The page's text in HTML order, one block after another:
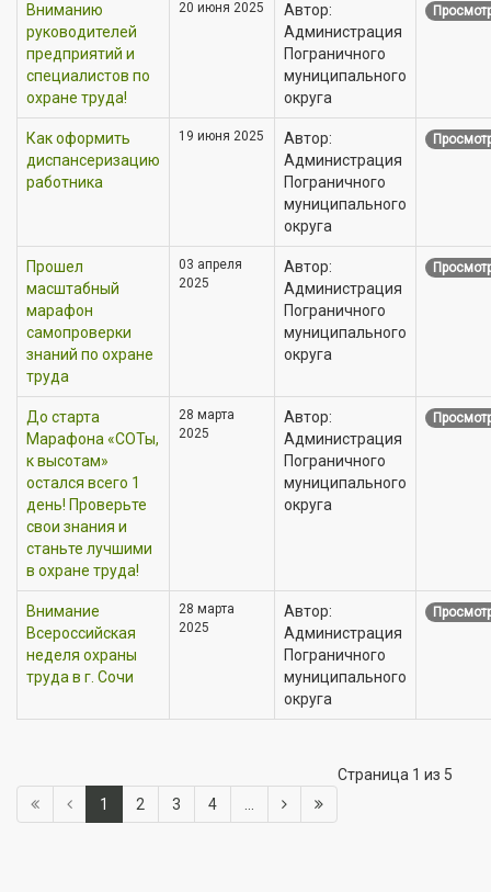
Вниманию
руководителей
предприятий и
специалистов по
охране труда!
20 июня 2025
Автор:
Администрация
Пограничного
муниципального
округа
Как оформить
диспансеризацию
работника
19 июня 2025
Автор:
Администрация
Пограничного
муниципального
округа
Прошел
масштабный
марафон
самопроверки
знаний по охране
труда
03 апреля
2025
Автор:
Администрация
Пограничного
муниципального
округа
До старта
Марафона «СОТы,
к высотам»
остался всего 1
день! Проверьте
свои знания и
станьте лучшими
в охране труда!
28 марта
2025
Автор:
Администрация
Пограничного
муниципального
округа
Внимание
Всероссийская
неделя охраны
труда в г. Сочи
28 марта
2025
Автор:
Администрация
Пограничного
муниципального
округа
Страница 1 из 5
1
2 3 4